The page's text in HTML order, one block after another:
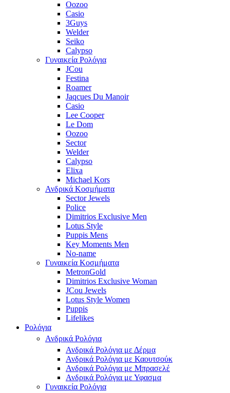
Oozoo
Casio
3Guys
Welder
Seiko
Calypso
Γυναικεία Ρολόγια
JCou
Festina
Roamer
Jaqcues Du Manoir
Casio
Lee Cooper
Le Dom
Oozoo
Sector
Welder
Calypso
Elixa
Michael Kors
Ανδρικά Κοσμήματα
Sector Jewels
Police
Dimitrios Exclusive Men
Lotus Style
Puppis Mens
Key Moments Men
No-name
Γυναικεία Κοσμήματα
MetronGold
Dimitrios Exclusive Woman
JCou Jewels
Lotus Style Women
Puppis
Lifelikes
Ρολόγια
Ανδρικά Ρολόγια
Ανδρικά Ρολόγια με Δέρμα
Ανδρικά Ρολόγια με Καουτσούκ
Ανδρικά Ρολόγια με Μπρασελέ
Ανδρικά Ρολόγια με Υφασμα
Γυναικεία Ρολόγια